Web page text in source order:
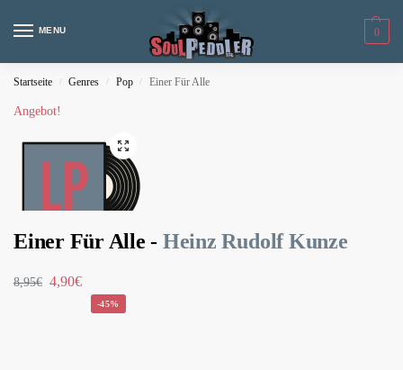
MENU 0
Startseite / Genres / Pop / Einer Für Alle
Angebot!
Einer Für Alle - Heinz Rudolf Kunze
8,95€ 4,90€
-45%